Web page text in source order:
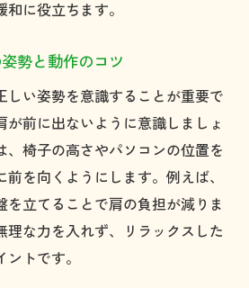
に役立ちます。
勢と動作のコツ
しい姿勢を意識することが重要で
が前に出ないように意識しましょ
、椅子の高さやパソコンの位置を
を向くようにします。例えば、
を立てることで肩の負担が減りま
理な力を入れず、リラックスした
トです。